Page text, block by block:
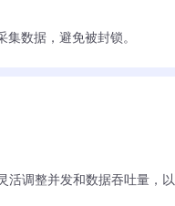
数据，避免被封锁。
活调整并发和数据吞吐量，以